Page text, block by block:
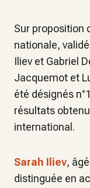
Sur proposition
nationale,
Iliev et Gabriel
Jacquemot et
été désignés
résultats
international.
Sarah Iliev,
distinguée en